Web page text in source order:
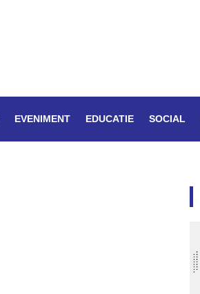
EVENIMENT EDUCATIE SOCIAL